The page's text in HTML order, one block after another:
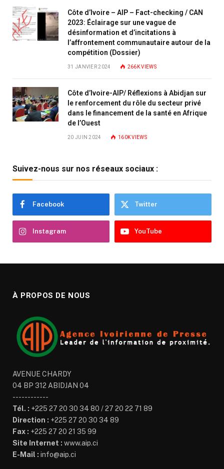
Côte d’Ivoire – AIP – Fact-checking / CAN
2023: Éclairage sur une vague de
désinformation et d’incitations à
l’affrontement communautaire autour de la
compétition (Dossier)
31 JANVIER 2024 266KVIEWS
Côte d’Ivoire-AIP/ Réflexions à Abidjan sur
le renforcement du rôle du secteur privé
dans le financement de la santé en Afrique
de l’Ouest
20 JUIN 2024 160KVIEWS
Suivez-nous sur nos réseaux sociaux :
Facebook Twitter
Instagram YouTube
À PROPOS DE NOUS
AVENUE CHARDY
04 BP 312 ABIDJAN 04
------------
Tél. : +225 27 20 30 34 80 / 27 20 22 71 89
Direction : +225 27 20 30 34 89
Fax : +225 27 20 21 35 99
Site Internet : www.aip.ci
E-Mail : info@aip.ci